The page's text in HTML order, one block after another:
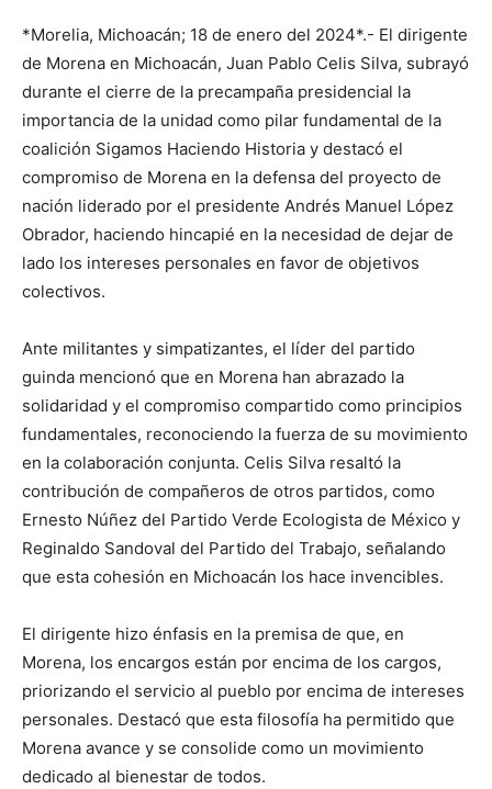
*Morelia, Michoacán; 18 de enero del 2024*.- El dirigente
de Morena en Michoacán, Juan Pablo Celis Silva, subrayó
durante el cierre de la precampaña presidencial la
importancia de la unidad como pilar fundamental de la
coalición Sigamos Haciendo Historia y destacó el
compromiso de Morena en la defensa del proyecto de
nación liderado por el presidente Andrés Manuel López
Obrador, haciendo hincapié en la necesidad de dejar de
lado los intereses personales en favor de objetivos
colectivos.
Ante militantes y simpatizantes, el líder del partido
guinda mencionó que en Morena han abrazado la
solidaridad y el compromiso compartido como principios
fundamentales, reconociendo la fuerza de su movimiento
en la colaboración conjunta. Celis Silva resaltó la
contribución de compañeros de otros partidos, como
Ernesto Núñez del Partido Verde Ecologista de México y
Reginaldo Sandoval del Partido del Trabajo, señalando
que esta cohesión en Michoacán los hace invencibles.
El dirigente hizo énfasis en la premisa de que, en
Morena, los encargos están por encima de los cargos,
priorizando el servicio al pueblo por encima de intereses
personales. Destacó que esta filosofía ha permitido que
Morena avance y se consolide como un movimiento
dedicado al bienestar de todos.